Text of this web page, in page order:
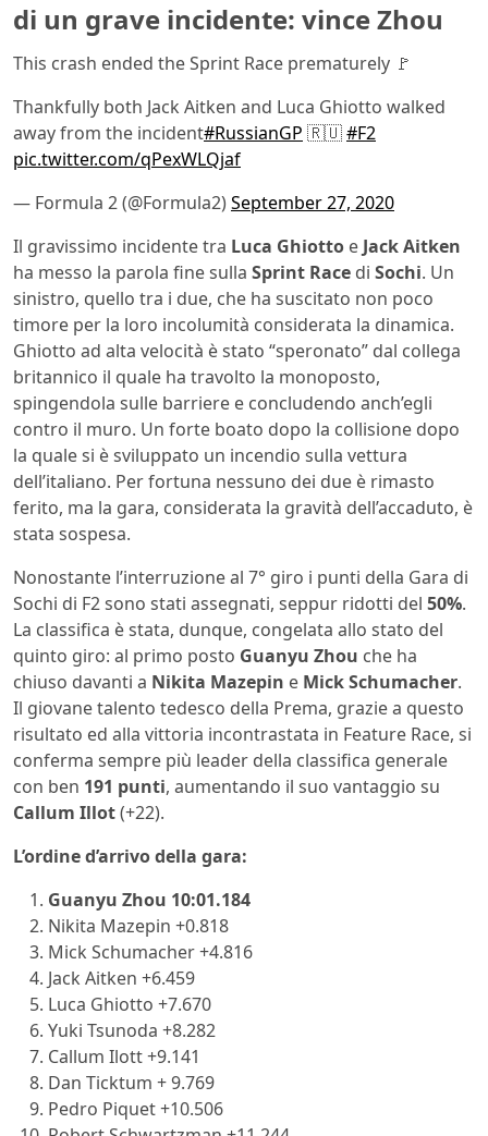
di un grave incidente: vince Zhou
This crash ended the Sprint Race prematurely 🚩
Thankfully both Jack Aitken and Luca Ghiotto walked
away from the incident#RussianGP 🇷🇺#F2
pic.twitter.com/qPexWLQjaf
— Formula 2 (@Formula2)September 27, 2020
Il gravissimo incidente tra Luca Ghiotto e Jack Aitken
ha messo la parola fine sulla Sprint Race di Sochi. Un
sinistro, quello tra i due, che ha suscitato non poco
timore per la loro incolumità considerata la dinamica.
Ghiotto ad alta velocità è stato “speronato” dal collega
britannico il quale ha travolto la monoposto,
spingendola sulle barriere e concludendo anch’egli
contro il muro. Un forte boato dopo la collisione dopo
la quale si è sviluppato un incendio sulla vettura
dell’italiano. Per fortuna nessuno dei due è rimasto
ferito, ma la gara, considerata la gravità dell’accaduto, è
stata sospesa.
Nonostante l’interruzione al 7° giro i punti della Gara di
Sochi di F2 sono stati assegnati, seppur ridotti del 50%.
La classifica è stata, dunque, congelata allo stato del
quinto giro: al primo posto Guanyu Zhou che ha
chiuso davanti a Nikita Mazepin e Mick Schumacher.
Il giovane talento tedesco della Prema, grazie a questo
risultato ed alla vittoria incontrastata in Feature Race, si
conferma sempre più leader della classifica generale
con ben 191 punti, aumentando il suo vantaggio su
Callum Illot(+22).
L’ordine d’arrivo della gara:
Guanyu Zhou 10:01.184
Nikita Mazepin +0.818
Mick Schumacher +4.816
Jack Aitken +6.459
Luca Ghiotto +7.670
Yuki Tsunoda +8.282
Callum Ilott +9.141
Dan Ticktum + 9.769
Pedro Piquet +10.506